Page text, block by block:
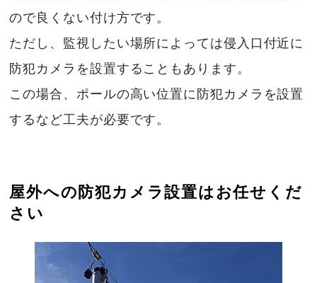
ので良くない付け方です。
ただし、監視したい場所によっては侵入口付近に
防犯カメラを設置することもあります。
この場合、ポールの高い位置に防犯カメラを設置
するなど工夫が必要です。
屋外への防犯カメラ設置はお任せくだ
さい